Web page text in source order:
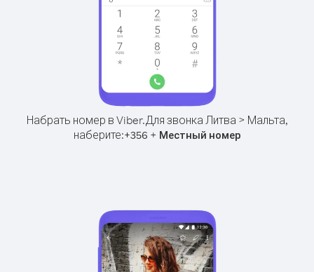
Набрать номер в Viber.Для звонка Литва > Мальта,
наберите:+356 + Местный номер